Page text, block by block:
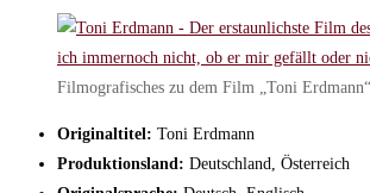
Filmografisches zu dem Film „Toni Erdmann“
Originaltitel: Toni Erdmann
Produktionsland: Deutschland, Österreich